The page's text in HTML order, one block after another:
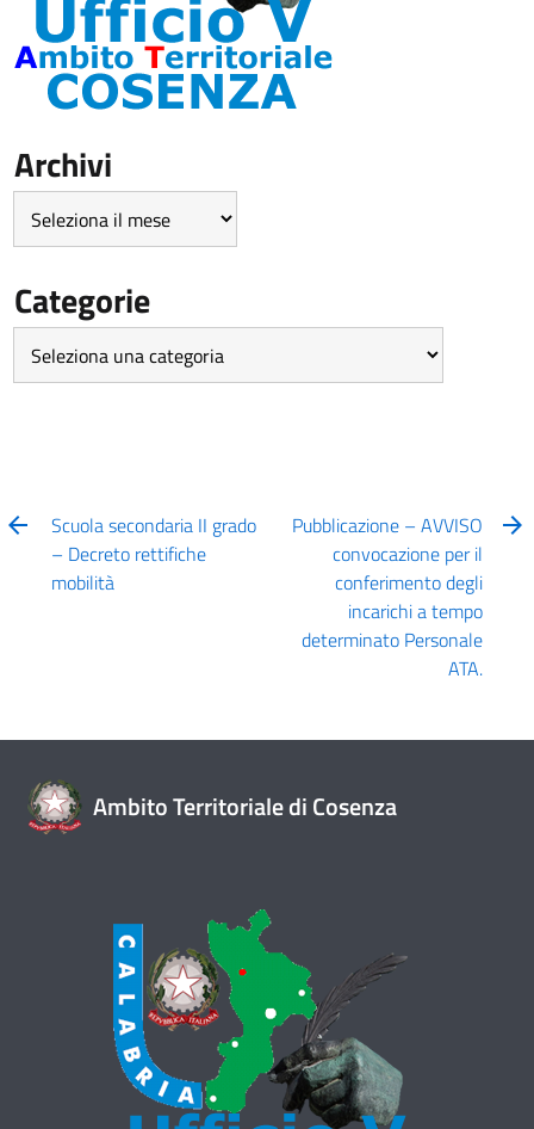
Archivi
Categorie
Scuola secondaria II grado
– Decreto rettifiche
mobilità
Pubblicazione – AVVISO
convocazione per il
conferimento degli
incarichi a tempo
determinato Personale
ATA.
Ambito Territoriale di Cosenza